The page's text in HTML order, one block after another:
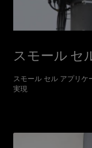
スモール セ
スモール セル アプリ
実現